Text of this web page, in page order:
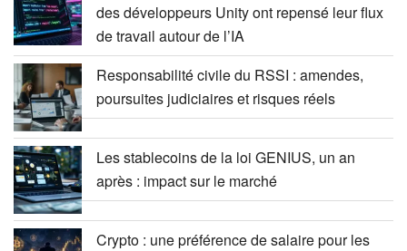
des développeurs Unity ont repensé leur flux
de travail autour de l’IA
Responsabilité civile du RSSI : amendes,
poursuites judiciaires et risques réels
Les stablecoins de la loi GENIUS, un an
après : impact sur le marché
Crypto : une préférence de salaire pour les